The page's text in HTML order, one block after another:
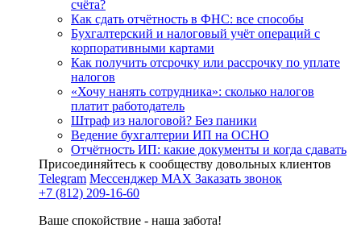
счёта?
Как сдать отчётность в ФНС: все способы
Бухгалтерский и налоговый учёт операций с
корпоративными картами
Как получить отсрочку или рассрочку по уплате
налогов
«Хочу нанять сотрудника»: сколько налогов
платит работодатель
Штраф из налоговой? Без паники
Ведение бухгалтерии ИП на ОСНО
Отчётность ИП: какие документы и когда сдавать
Присоединяйтесь к сообществу довольных клиентов
Telegram Мессенджер MAX Заказать звонок
+7 (812) 209-16-60
Ваше спокойствие - наша забота!